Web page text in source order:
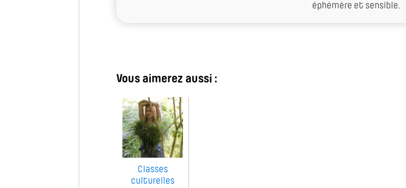
éphémère et sensible.
Vous aimerez aussi :
Classes
culturelles